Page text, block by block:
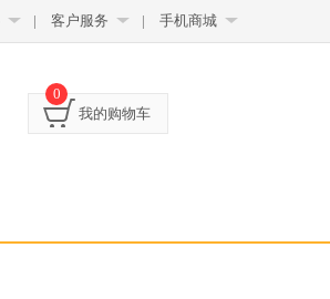
| 客户服务 | 手机商城
0
我的购物车